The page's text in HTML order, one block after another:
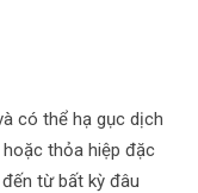
có thể hạ gục dịch
thỏa hiệp đặc
từ bất kỳ đâu